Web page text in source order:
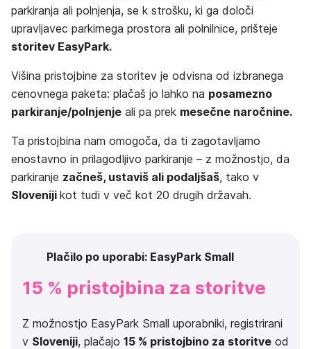
parkiranja ali polnjenja, se k strošku, ki ga določi
upravljavec parkirnega prostora ali polnilnice, prišteje
storitev EasyPark.
Višina pristojbine za storitev je odvisna od izbranega
cenovnega paketa: plačaš jo lahko na posamezno
parkiranje/polnjenje ali pa prek mesečne naročnine.
Ta pristojbina nam omogoča, da ti zagotavljamo
enostavno in prilagodljivo parkiranje – z možnostjo, da
parkiranje začneš, ustaviš ali podaljšaš, tako v
Sloveniji kot tudi v več kot 20 drugih državah.
Plačilo po uporabi: EasyPark Small
15 % pristojbina za storitve
Z možnostjo EasyPark Small uporabniki, registrirani
v Sloveniji, plačajo 15 % pristojbino za storitve od